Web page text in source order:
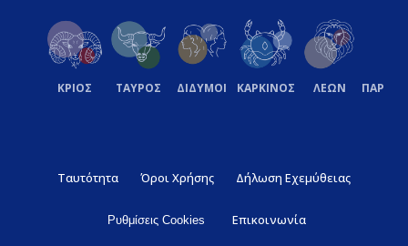
ΚΡΙΟΣ ΤΑΥΡΟΣ ΔΙΔΥΜΟΙ ΚΑΡΚΙΝΟΣ ΛΕΩΝ
Ταυτότητα Όροι Χρήσης Δήλωση Εχεμύθειας
Ρυθμίσεις Cookies Επικοινωνία